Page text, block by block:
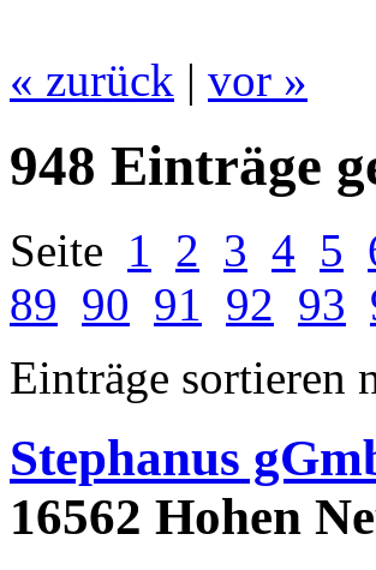
« zurück | vor »
948 Einträge
Seite 1 2 3 4 5
89 90 91 92 93
Einträge sortieren
Stephanus
16562 Hohen